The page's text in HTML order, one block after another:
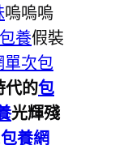
嗚嗚嗚
包養假裝
單次包
代的包
光輝殘
包養網